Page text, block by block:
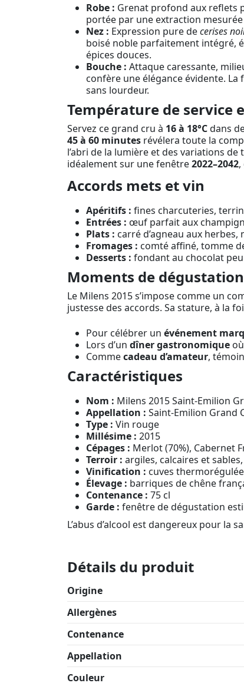
Robe : Grenat profond aux reflets
portée par une extraction
Nez : Expression pure decerises
boisé noble parfaitement intégré,
épices douces.
Bouche : Attaque caressante,
confère une élégance évidente.
sans lourdeur.
Température de service
Servez ce grand cru à 16 à 18°Cdans
45 à 60 minutes révélera toute la
l’abri de la lumière et des variations
idéalement sur une fenêtre2022–2042
Accords mets et vin
Apéritifs : fines charcuteries,
Entrées : œuf parfait aux
Plats : carré d’agneau aux
Fromages : comté affiné, tomme
Desserts : fondant au chocolat
Moments de dégustation
Le Milens 2015 s’impose comme un
justesse des accords. Sa stature, à la
Pour célébrer un événement
Lors d’un dîner gastronomique
Commecadeau d’amateur,
Caractéristiques
Nom : Milens 2015 Saint-Emilion
Appellation : Saint-Emilion Grand
Type : Vin rouge
Millésime : 2015
Cépages : Merlot (70%), Cabernet
Terroir : argiles, calcaires et
Vinification : cuves
Élevage : barriques de chêne
Contenance : 75 cl
Garde : fenêtre de dégustation
L’abus d’alcool est dangereux pour la
Détails du produit
Origine
Allergènes
Contenance
Appellation
Couleur